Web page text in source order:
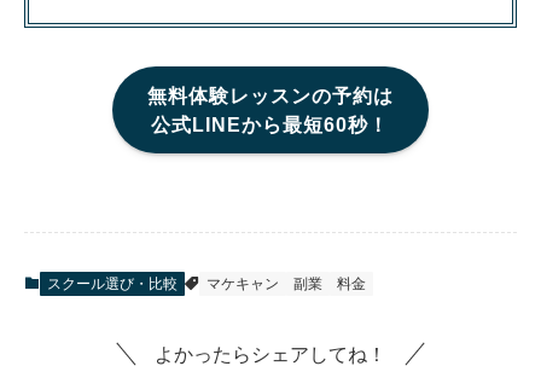
無料体験レッスンの予約は
公式LINEから最短60秒！
スクール選び・比較 マケキャン 副業 料金
よかったらシェアしてね！